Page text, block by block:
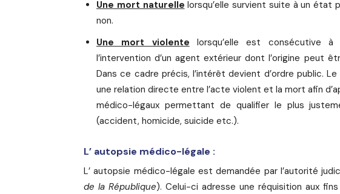
Une mort naturelle lorsqu’elle survient suite à un état
non.
Une mort violente lorsqu’elle est consécutive
l’intervention d’un agent extérieur dont l’origine peut
Dans ce cadre précis, l’intérêt devient d’ordre public.
une relation directe entre l’acte violent et la mort afin
médico-légaux permettant de qualifier le plus
(accident, homicide, suicide etc.).
L’ autopsie médico-légale :
L’ autopsie médico-légale est demandée par l’autorité
de la République). Celui-ci adresse une réquisition aux